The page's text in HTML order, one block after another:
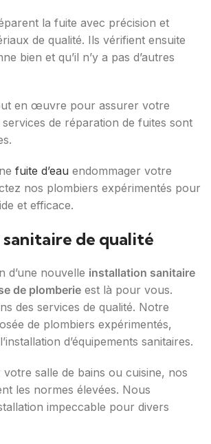
la fuite avec précision et
de qualité. Ils vérifient ensuite
bien et qu’il n’y a pas d’autres
en œuvre pour assurer votre
de réparation de fuites sont
fuite d’eau endommager votre
nos plombiers expérimentés pour
et efficace.
de qualité
d’une nouvelle installation sanitaire
de plomberie est là pour vous.
des services de qualité. Notre
de plombiers expérimentés,
d’équipements sanitaires.
salle de bains ou cuisine, nos
les normes élevées. Nous
impeccable pour divers